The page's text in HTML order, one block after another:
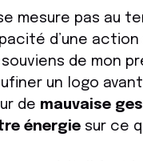
mesure pas au
d’une
de mon
un logo
de mauvaise
énergie sur ce